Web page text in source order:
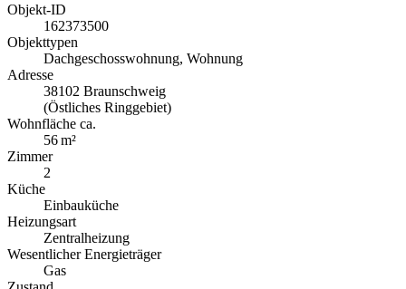
Objekt-ID
162373500
Objekttypen
Dachgeschosswohnung, Wohnung
Adresse
38102 Braunschweig
(Östliches Ringgebiet)
Wohnfläche ca.
56 m²
Zimmer
2
Küche
Einbauküche
Heizungsart
Zentralheizung
Wesentlicher Energieträger
Gas